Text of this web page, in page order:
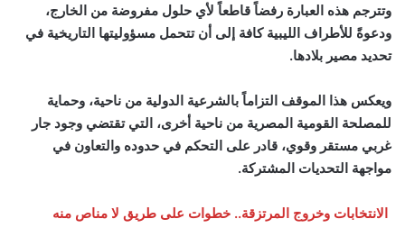
وتترجم هذه العبارة رفضاً قاطعاً لأي حلول مفروضة من الخارج،
ودعوةً للأطراف الليبية كافة إلى أن تتحمل مسؤوليتها التاريخية في
تحديد مصير بلادها.
ويعكس هذا الموقف التزاماً بالشرعية الدولية من ناحية، وحماية
للمصلحة القومية المصرية من ناحية أخرى، التي تقتضي وجود جار
غربي مستقر وقوي، قادر على التحكم في حدوده والتعاون في
مواجهة التحديات المشتركة.
الانتخابات وخروج المرتزقة.. خطوات على طريق لا مناص منه